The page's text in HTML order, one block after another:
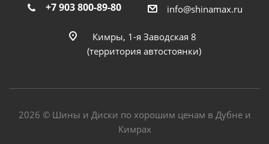
+7 903 800-89-80 info@shinamax.ru
Кимры, 1-я Заводская 8
(территория автостоянки)
2026 © Шины и Диски по хорошим ценам в Дубне и
Кимрах